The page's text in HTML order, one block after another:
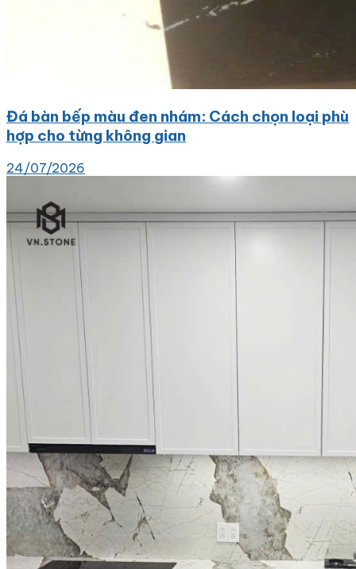
Đá bàn bếp màu đen nhám: Cách chọn loại phù
hợp cho từng không gian
24/07/2026